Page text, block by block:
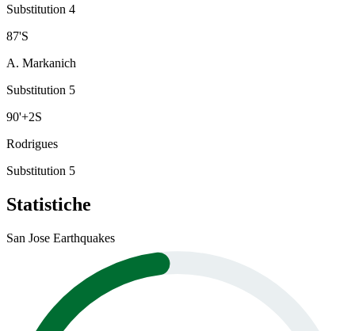
Substitution 4
87'S
A. Markanich
Substitution 5
90'+2S
Rodrigues
Substitution 5
Statistiche
San Jose Earthquakes